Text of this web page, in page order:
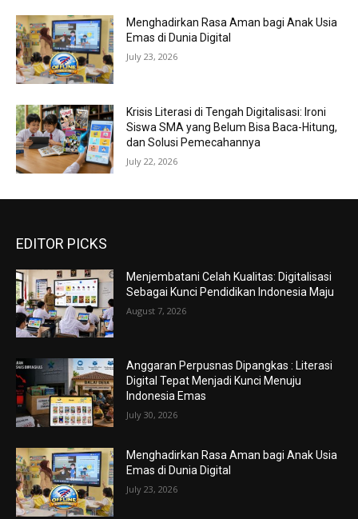
Menghadirkan Rasa Aman bagi Anak Usia
Emas di Dunia Digital
July 23, 2026
Krisis Literasi di Tengah Digitalisasi: Ironi
Siswa SMA yang Belum Bisa Baca-Hitung,
dan Solusi Pemecahannya
July 22, 2026
EDITOR PICKS
Menjembatani Celah Kualitas: Digitalisasi
Sebagai Kunci Pendidikan Indonesia Maju
August 7, 2026
Anggaran Perpusnas Dipangkas : Literasi
Digital Tepat Menjadi Kunci Menuju
Indonesia Emas
July 30, 2026
Menghadirkan Rasa Aman bagi Anak Usia
Emas di Dunia Digital
July 23, 2026